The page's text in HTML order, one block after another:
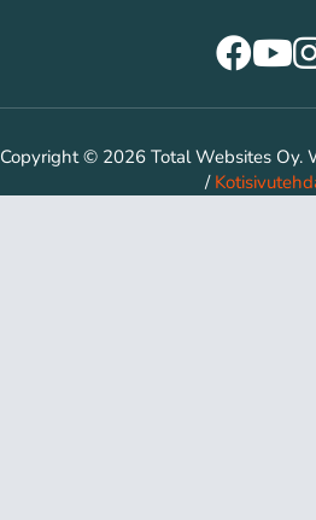
Copyright © 2026 Total Websites Oy.
/